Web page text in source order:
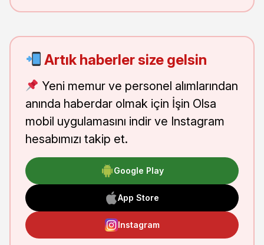
Artık haberler size gelsin
Yeni memur ve personel alımlarından
anında haberdar olmak için İşin Olsa
mobil uygulamasını indir ve Instagram
hesabımızı takip et.
Google Play
App Store
Instagram